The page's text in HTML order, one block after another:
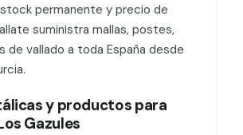
permanente y precio de
suministra mallas, postes,
de vallado a toda España desde
y productos para
Gazules